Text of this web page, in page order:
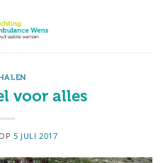
voor alles
5 JULI 2017